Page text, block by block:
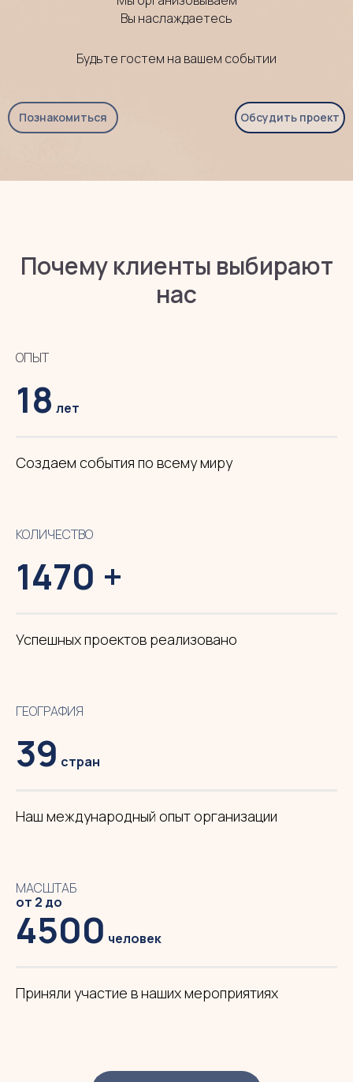
Познакомиться
Вы наслаждаетесь
Будьте гостем на вашем событии
Обсудить проект
Почему клиенты выбирают
нас
ОПЫТ
18 лет
Создаем события по всему миру
КОЛИЧЕСТВО
1470 +
Успешных проектов реализовано
ГЕОГРАФИЯ
39 стран
Наш международный опыт организации
МАСШТАБ
от 2 до
4500 человек
Приняли участие в наших мероприятиях